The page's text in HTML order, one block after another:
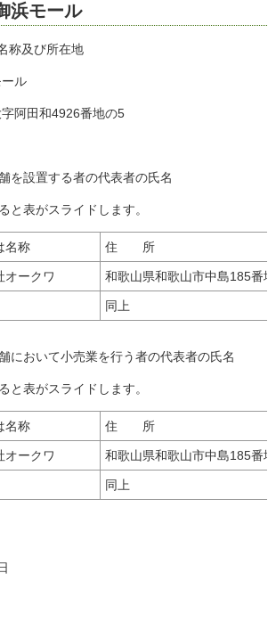
浜モール
称及び所在地
ル
阿田和4926番地の5
を設置する者の代表者の氏名
と表がスライドします。
名称 住 所
オークワ 和歌山県和歌山市中島185番
同上
において小売業を行う者の代表者の氏名
と表がスライドします。
名称 住 所
オークワ 和歌山県和歌山市中島185番
同上